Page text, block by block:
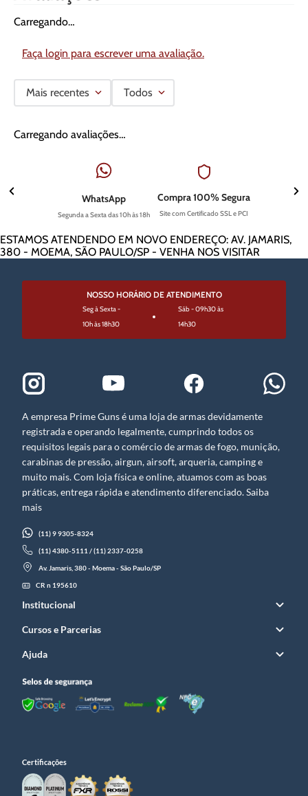
Carregando…
Faça login para escrever uma avaliação.
Mais recentes Todos
Carregando avaliações…
WhatsApp
Segunda a Sexta das 10h às 18h
Compra 100% Segura
Site com Certificado SSL e PCI
ESTAMOS ATENDENDO EM NOVO ENDEREÇO: AV. JAMARIS,
380 - MOEMA, SÃO PAULO/SP - VENHA NOS VISITAR
NOSSO HORÁRIO DE ATENDIMENTO
Seg à Sexta -
10h às 18h30
Sáb - 09h30 às
14h30
A empresa Prime Guns é uma loja de armas devidamente
registrada e operando legalmente, cumprindo todos os
requisitos legais para o comércio de armas de fogo, munição,
carabinas de pressão, airgun, airsoft, arqueria, camping e
muito mais. Com loja física e online, atuamos com as boas
práticas, entrega rápida e atendimento diferenciado. Saiba
mais
(11) 9 9305-8324
(11) 4380-5111 / (11) 2337-0258
Av. Jamaris, 380 - Moema - São Paulo/SP
CR n 195610
Institucional
Cursos e Parcerias
Ajuda
Certificações